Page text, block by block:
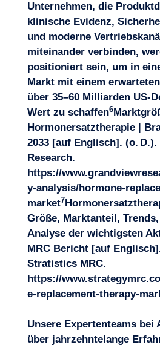
Unternehmen, die
klinische Evidenz,
und moderne
miteinander verbinden,
positioniert sein, um in
Markt mit einem
über 35–60 Milliarden US-
Wert zu schaffen6
Hormonersatztherapie |
2033 [auf Englisch]. (o. D.).
Research.
https://
y-analysis/hormone-
market7
Größe, Marktanteil,
Analyse der wichtigsten
MRC Bericht [auf
Stratistics MRC.
https://
e-replacement-therapy-
Unsere Expertenteams bei
über jahrzehntelange